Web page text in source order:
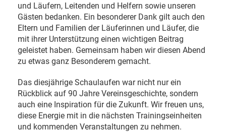
und Läufern, Leitenden und Helfern sowie unseren
Gästen bedanken. Ein besonderer Dank gilt auch den
Eltern und Familien der Läuferinnen und Läufer, die
mit ihrer Unterstützung einen wichtigen Beitrag
geleistet haben. Gemeinsam haben wir diesen Abend
zu etwas ganz Besonderem gemacht.
Das diesjährige Schaulaufen war nicht nur ein
Rückblick auf 90 Jahre Vereinsgeschichte, sondern
auch eine Inspiration für die Zukunft. Wir freuen uns,
diese Energie mit in die nächsten Trainingseinheiten
und kommenden Veranstaltungen zu nehmen.